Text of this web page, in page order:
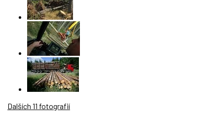
Dalších 11 fotografií